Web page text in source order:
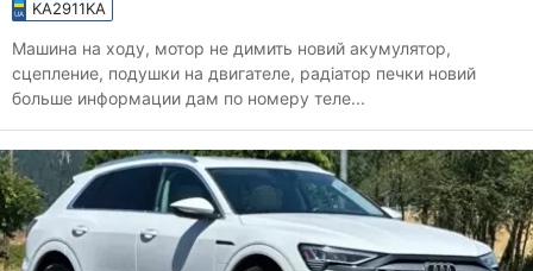
KA2911KA
Машина на ходу, мотор не димить новий акумулятор,
сцепление, подушки на двигателе, радіатор печки новий
больше информации дам по номеру теле...